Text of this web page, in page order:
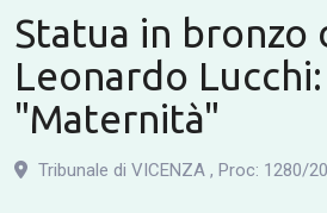
Statua in bronzo
Leonardo Lucchi:
"Maternità"
Tribunale di VICENZA , Proc: 1280/